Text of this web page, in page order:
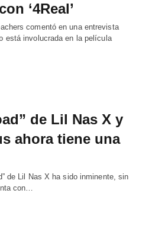
‘4Real’
comentó en una entrevista
está involucrada en la película
de Lil Nas X y
ahora tiene una
de Lil Nas X ha sido inminente, sin
con…